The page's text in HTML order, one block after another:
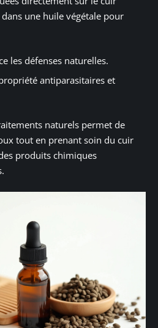
une huile végétale pour
les défenses naturelles.
antiparasitaires et
naturels permet de
tout en prenant soin du cuir
produits chimiques